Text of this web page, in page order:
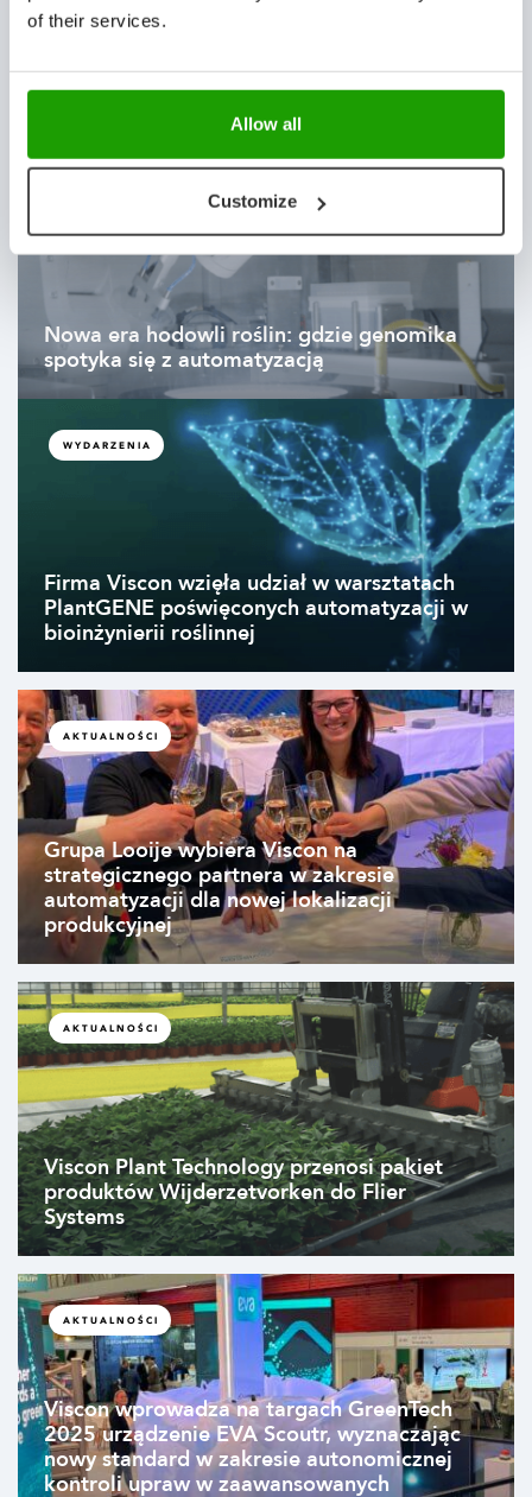
of their services.
Allow all
Customize
AKTUALNOŚCI
Nowa era hodowli roślin: gdzie genomika
spotyka się z automatyzacją
WYDARZENIA
Firma Viscon wzięła udział w warsztatach
PlantGENE poświęconych automatyzacji w
bioinżynierii roślinnej
AKTUALNOŚCI
Grupa Looije wybiera Viscon na
strategicznego partnera w zakresie
automatyzacji dla nowej lokalizacji
produkcyjnej
AKTUALNOŚCI
Viscon Plant Technology przenosi pakiet
produktów Wijderzetvorken do Flier
Systems
AKTUALNOŚCI
Viscon wprowadza na targach GreenTech
2025 urządzenie EVA Scoutr, wyznaczając
nowy standard w zakresie autonomicznej
kontroli upraw w zaawansowanych